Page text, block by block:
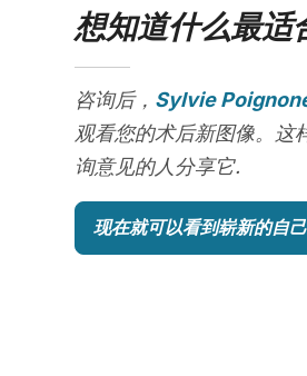
想知道什么最适
咨询后， Sylvie
观看您的术后新图像。这
询意见的人分享它.
现在就可以看到崭新的自